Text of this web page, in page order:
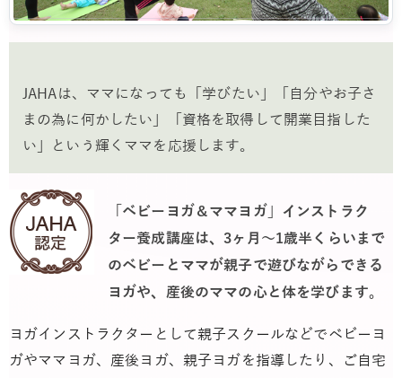
JAHAは、ママになっても「学びたい」「自分やお子さ
まの為に何かしたい」「資格を取得して開業目指した
い」という輝くママを応援します。
「ベビーヨガ＆ママヨガ」インストラク
ター養成講座は、3ヶ月～1歳半くらいまで
のベビーとママが親子で遊びながらできる
ヨガや、産後のママの心と体を学びます。
ヨガインストラクターとして親子スクールなどでベビーヨ
ガやママヨガ、産後ヨガ、親子ヨガを指導したり、ご自宅